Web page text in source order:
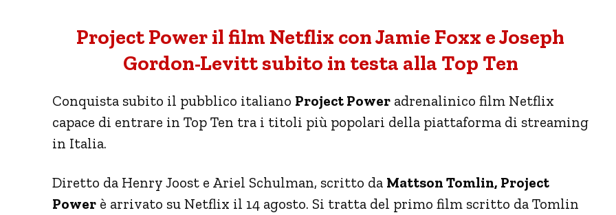
Project Power il film Netflix con Jamie Foxx e Joseph
Gordon-Levitt subito in testa alla Top Ten
Conquista subito il pubblico italiano Project Power adrenalinico film Netflix
capace di entrare in Top Ten tra i titoli più popolari della piattaforma di streaming
in Italia.
Diretto da Henry Joost e Ariel Schulman, scritto da Mattson Tomlin, Project
Power è arrivato su Netflix il 14 agosto. Si tratta del primo film scritto da Tomlin